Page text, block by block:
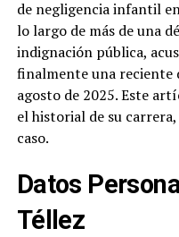
de negligencia infantil
lo largo de más de una
indignación pública,
finalmente una reciente
agosto de 2025. Este
el historial de su
caso.
Datos
Téllez